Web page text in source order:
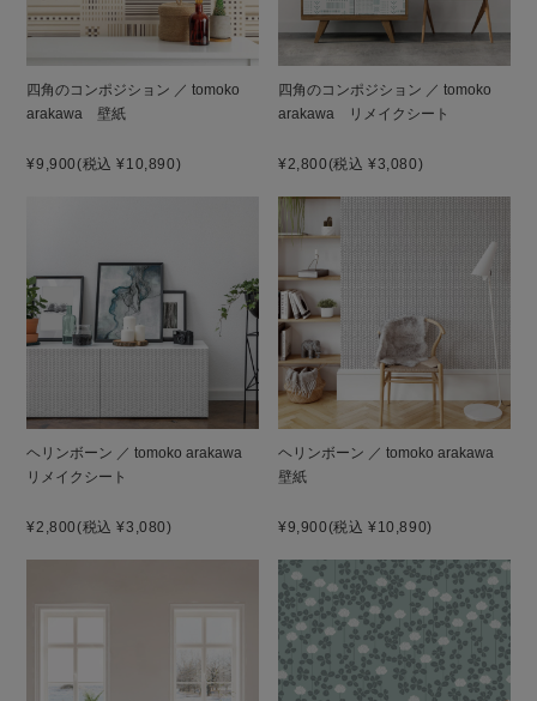
四角のコンポジション ／ tomoko
arakawa 壁紙
¥9,900(税込 ¥10,890)
四角のコンポジション ／ tomoko
arakawa リメイクシート
¥2,800(税込 ¥3,080)
ヘリンボーン ／ tomoko arakawa
リメイクシート
¥2,800(税込 ¥3,080)
ヘリンボーン ／ tomoko arakawa
壁紙
¥9,900(税込 ¥10,890)